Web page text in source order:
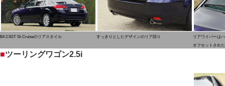
B4 2.5GT SI-Cruiseのリアスタイル すっきりとしたデザインのリア回り
リアワイパーは
オフセットされ
■ツーリングワゴン2.5i